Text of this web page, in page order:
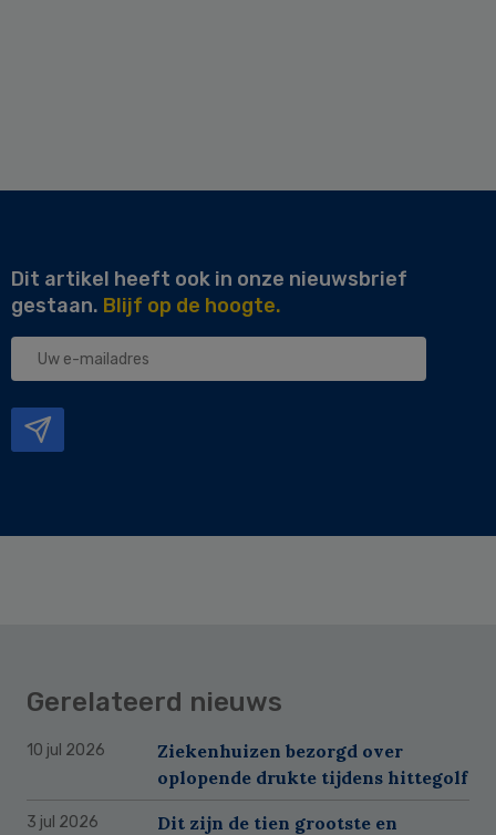
Dit artikel heeft ook in onze nieuwsbrief
gestaan. Blijf op de hoogte.
Uw
Gerelateerd nieuws
10 jul 2026
Ziekenhuizen bezorgd over
oplopende drukte tijdens hittegolf
3 jul 2026
Dit zijn de tien grootste en